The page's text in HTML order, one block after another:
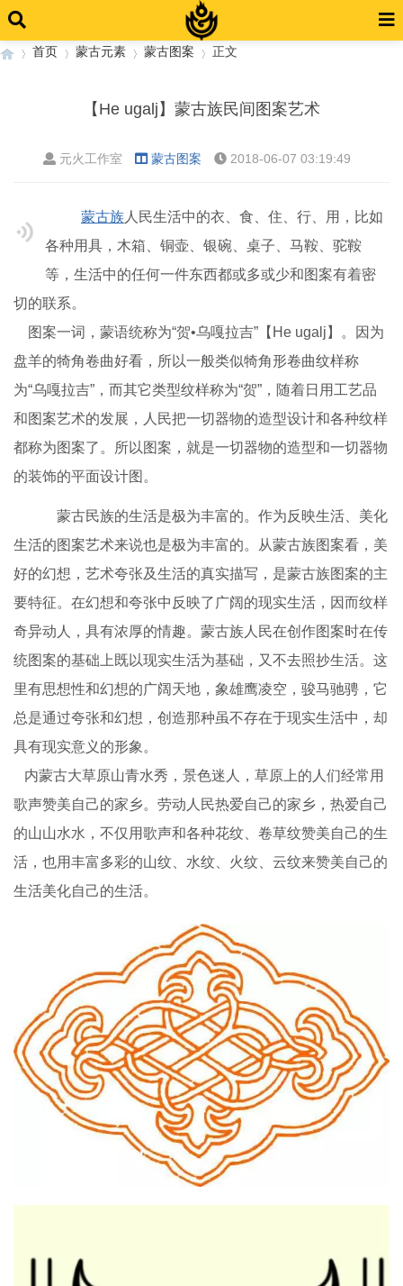
首页 蒙古元素 蒙古图案 正文
【He ugalj】蒙古族民间图案艺术
元火工作室 蒙古图案 2018-06-07 03:19:49
蒙古族 人民生活中的衣、食、住、行、用，比如
各种用具，木箱、铜壶、银碗、桌子、马鞍、驼鞍
等，生活中的任何一件东西都或多或少和图案有着密
切的联系。
图案一词，蒙语统称为“贺•乌嘎拉吉”【He ugalj】。因为
盘羊的犄角卷曲好看，所以一般类似犄角形卷曲纹样称
为“乌嘎拉吉”，而其它类型纹样称为“贺”，随着日用工艺品
和图案艺术的发展，人民把一切器物的造型设计和各种纹样
都称为图案了。所以图案，就是一切器物的造型和一切器物
的装饰的平面设计图。
蒙古民族的生活是极为丰富的。作为反映生活、美化
生活的图案艺术来说也是极为丰富的。从蒙古族图案看，美
好的幻想，艺术夸张及生活的真实描写，是蒙古族图案的主
要特征。在幻想和夸张中反映了广阔的现实生活，因而纹样
奇异动人，具有浓厚的情趣。蒙古族人民在创作图案时在传
统图案的基础上既以现实生活为基础，又不去照抄生活。这
里有思想性和幻想的广阔天地，象雄鹰凌空，骏马驰骋，它
总是通过夸张和幻想，创造那种虽不存在于现实生活中，却
具有现实意义的形象。
内蒙古大草原山青水秀，景色迷人，草原上的人们经常用
歌声赞美自己的家乡。劳动人民热爱自己的家乡，热爱自己
的山山水水，不仅用歌声和各种花纹、卷草纹赞美自己的生
活，也用丰富多彩的山纹、水纹、火纹、云纹来赞美自己的
生活美化自己的生活。